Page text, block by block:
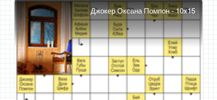
Джокер Оксана Помпон - 10x15